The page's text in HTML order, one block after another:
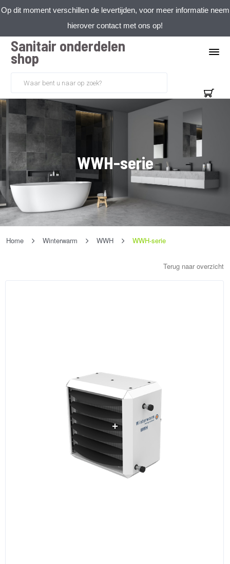
Op dit moment verschillen de levertijden, voor meer informatie neem
hierover contact met ons op!
Sanitair onderdelen
shop
WWH-serie
Home Winterwarm WWH WWH-serie
Terug naar overzicht